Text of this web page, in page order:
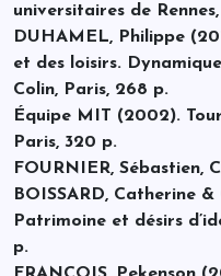
universitaires de Rennes,
DUHAMEL, Philippe
et des loisirs.
Colin, Paris, 268 p.
Équipe MIT (2002).
Paris, 320 p.
FOURNIER, Sébastien,
BOISSARD, Catherine
Patrimoine et désirs
p.